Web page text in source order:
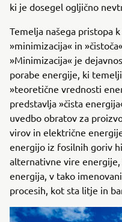
ki je dosegel ogljično
Temelja našega pristopa
»minimizacija« in
»Minimizacija« je
porabe energije, ki
»teoretične vrednosti
predstavlja »čista
uvedbo obratov za
virov in električne
energijo iz fosilnih goriv
alternativne vire
energija, v tako
procesih, kot sta litje in